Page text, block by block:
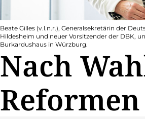
Beate Gilles (v.l.n.r.), Generalsekretärin der
Hildesheim und neuer Vorsitzender der DBK,
Burkardushaus in Würzburg.
Nach